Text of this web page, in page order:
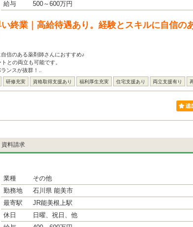
給与
500～600万円
終業｜高給待遇あり。経験とスキルに自信の
信のある薬剤師さんにおすすめ♪
との両立も可能です。
ンスが抜群！..
研修充実 資格取得支援あり 福利厚生充実 住宅支援あり 両立支援有り
料請求
業種
その他
勤務地
石川県 能美市
最寄駅
JR能美根上駅
休日
日曜、祝日、他